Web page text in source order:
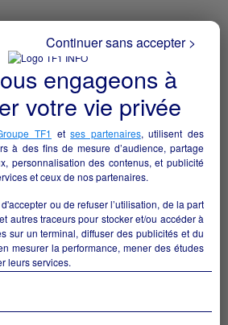
engageons à
votre vie privée
TF1 etses partenaires, utilisent des
à des fins de mesure d’audience, partage
personnalisation des contenus, et publicité
et ceux de nos partenaires.
ou de refuser l’utilisation, de la part
autres traceurs pour stocker et/ou accéder à
sur un terminal, diffuser des publicités et du
mesurer la performance, mener des études
leurs services.
accepter, les fonctionnalités liées à la
Continuer sans accepter >